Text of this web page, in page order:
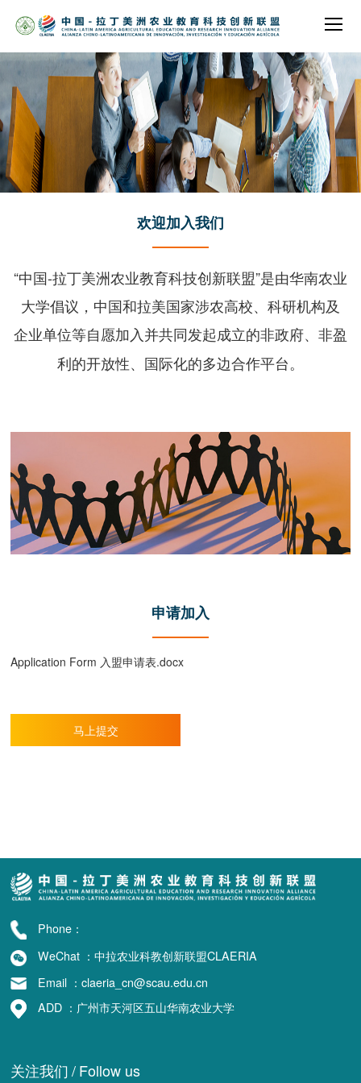
欢迎加入我们
“中国-拉丁美洲农业教育科技创新联盟”是由华南农业
大学倡议，中国和拉美国家涉农高校、科研机构及
企业单位等自愿加入并共同发起成立的非政府、非盈
利的开放性、国际化的多边合作平台。
申请加入
Application Form 入盟申请表.docx
马上提交
Phone：
WeChat ：中拉农业科教创新联盟CLAERIA
Email ：claeria_cn@scau.edu.cn
ADD ：广州市天河区五山华南农业大学
关注我们 /Follow us